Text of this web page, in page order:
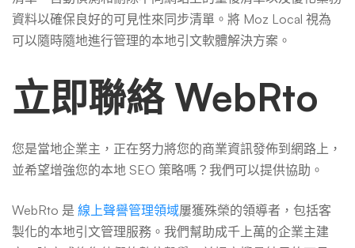
資料以確保良好的可見性來同步清單。將 Moz Local 視為
可以隨時隨地進行管理的本地引文軟體解決方案。
立即聯絡 WebRto
您是當地企業主，正在努力將您的商業資訊發佈到網路上，
並希望增強您的本地 SEO 策略嗎？我們可以提供協助。
WebRto 是 線上聲譽管理領域屢獲殊榮的領導者，包括客
製化的本地引文管理服務。我們幫助成千上萬的企業主建